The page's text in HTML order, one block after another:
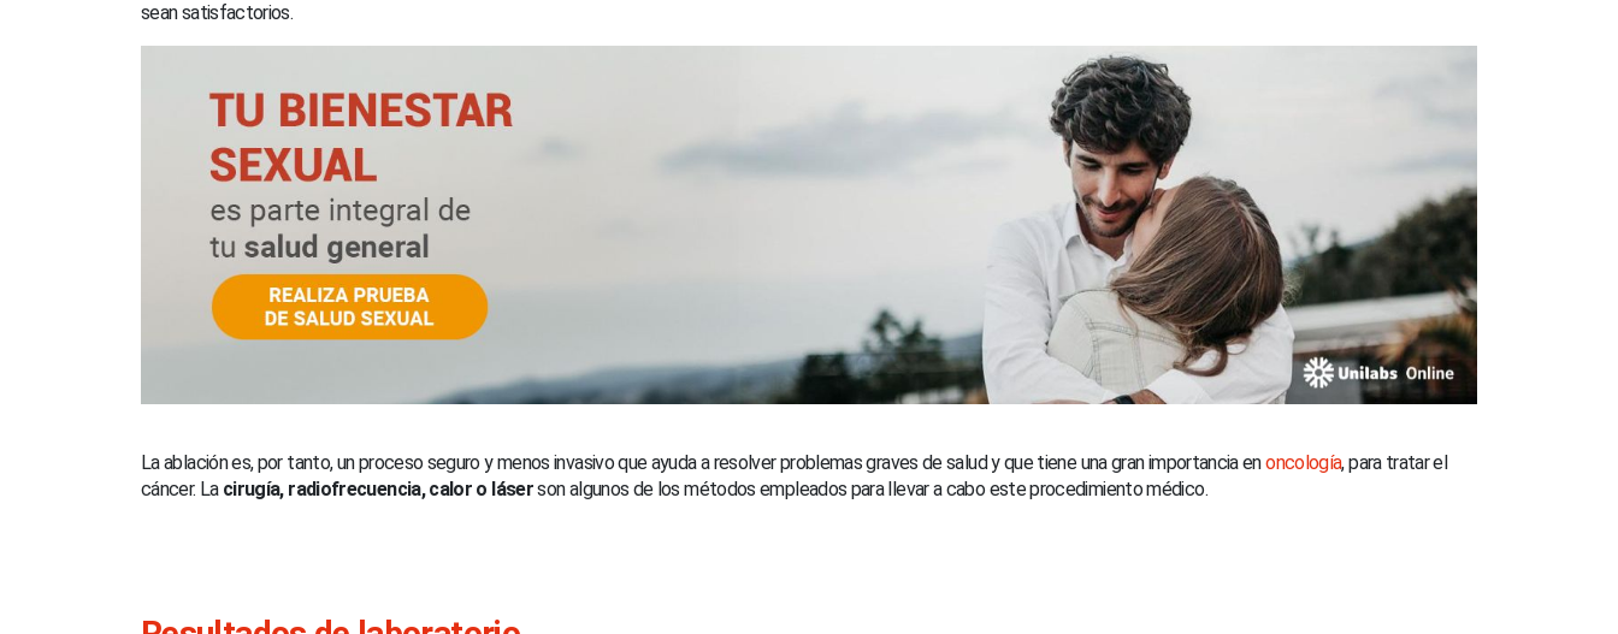
sean satisfactorios.
La ablación es, por tanto, un proceso seguro y menos invasivo que ayuda a resolver problemas graves de salud y que tiene una gran importancia enoncología, para tratar el
cáncer. La cirugía, radiofrecuencia, calor o láserson algunos de los métodos empleados para llevar a cabo este procedimiento médico.